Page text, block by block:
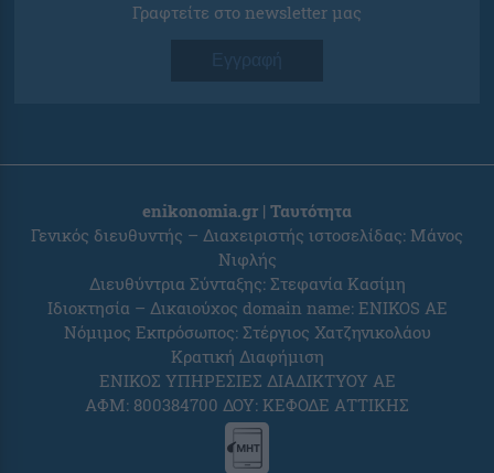
Γραφτείτε στο newsletter μας
Εγγραφή
enikonomia.gr | Ταυτότητα
Γενικός διευθυντής – Διαχειριστής ιστοσελίδας: Μάνος
Νιφλής
Διευθύντρια Σύνταξης: Στεφανία Κασίμη
Ιδιοκτησία – Δικαιούχος domain name: ENIKOS AE
Νόμιμος Εκπρόσωπος: Στέργιος Χατζηνικολάου
Κρατική Διαφήμιση
ΕΝΙΚΟΣ ΥΠΗΡΕΣΙΕΣ ΔΙΑΔΙΚΤΥΟΥ ΑΕ
ΑΦΜ: 800384700 ΔΟΥ: ΚΕΦΟΔΕ ΑΤΤΙΚΗΣ